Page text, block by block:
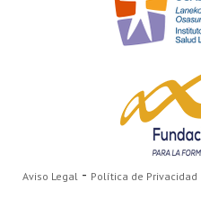
Aviso Legal - Política de Privacidad